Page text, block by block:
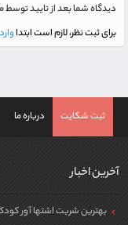
دیدگاه شما بعد از تایید
برای ثبت نظر، لازم است ابتدا
ثبت شکایت درباره ما
آخرین اخبار
بهترین شربت اشتها آور